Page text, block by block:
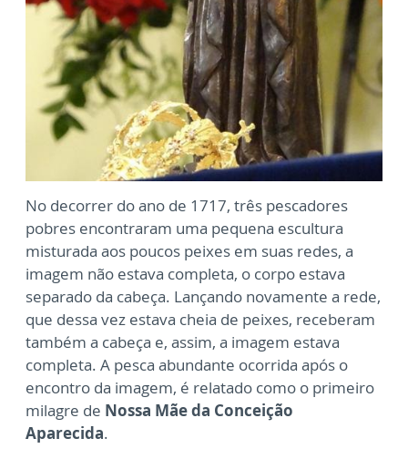
No decorrer do ano de 1717, três pescadores
pobres encontraram uma pequena escultura
misturada aos poucos peixes em suas redes, a
imagem não estava completa, o corpo estava
separado da cabeça. Lançando novamente a rede,
que dessa vez estava cheia de peixes, receberam
também a cabeça e, assim, a imagem estava
completa. A pesca abundante ocorrida após o
encontro da imagem, é relatado como o primeiro
milagre de Nossa Mãe da Conceição
Aparecida.